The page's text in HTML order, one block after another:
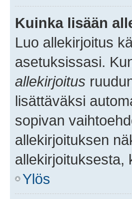
Kuinka lisään
Luo allekirjoitus
asetuksissasi.
allekirjoitus
lisättäväksi
sopivan
allekirjoituksen
allekirjoituksesta,
Ylös